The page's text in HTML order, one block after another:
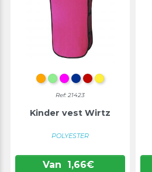
ORANJE
LICHTGROEN
FUCHSIA
BLAUW
ROOD
GEEL
Ref: 21423
Kinder vest Wirtz
POLYESTER
Van 1,66€